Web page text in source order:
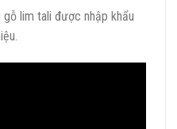
lim tali được nhập khẩu